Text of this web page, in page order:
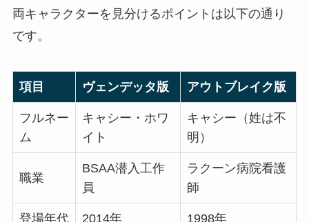
両キャラクターを見分けるポイントは以下の通り
です。
項目 ヴェンデッタ版 アウトブレイク版
フルネー
ム
キャシー・ホワ
イト
キャシー（姓は不
明）
職業
BSAA潜入工作
員
ラクーン病院看護
師
登場年代 2014年 1998年